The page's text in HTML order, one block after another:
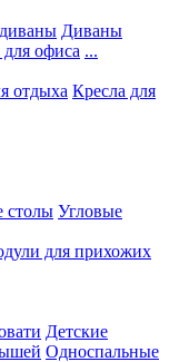
Диваны
офиса ...
отдыха Кресла для
столы Угловые
для прихожих
Детские
Односпальные